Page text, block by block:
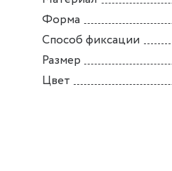
Форма
Способ фиксации
Размер
Цвет